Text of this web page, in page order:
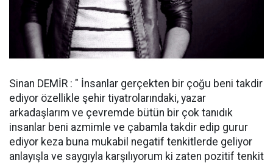
Sinan DEMİR : " İnsanlar gerçekten bir çoğu beni takdir
ediyor özellikle şehir tiyatrolarındaki, yazar
arkadaşlarım ve çevremde bütün bir çok tanıdık
insanlar beni azmimle ve çabamla takdir edip gurur
ediyor keza buna mukabil negatif tenkitlerde geliyor
anlayışla ve saygıyla karşılıyorum ki zaten pozitif tenkit